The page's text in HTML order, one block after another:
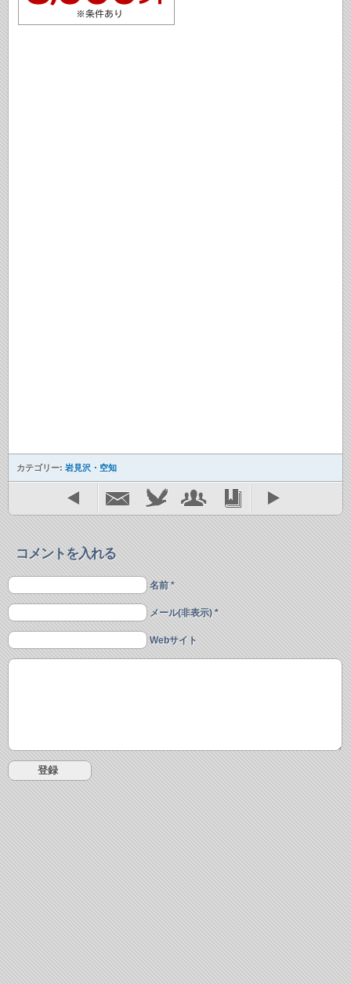
カテゴリー: 岩見沢・空知
コメントを入れる
名前 *
メール(非表示) *
Webサイト